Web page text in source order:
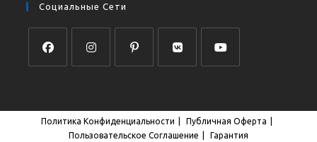
Социальные Сети
новой
вкладке
новой
вкладке
новой
вкладке
новой
вкладке
новой
вкладке
Политика Конфиденциальности
Публичная Оферта
Пользовательское Соглашение
Гарантия